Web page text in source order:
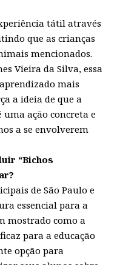
tátil através
que as crianças
mencionados.
Vieira da Silva, essa
mais
a ideia de que a
ação concreta e
a se envolverem
“Bichos
de São Paulo e
essencial para a
mostrado como a
para a educação
opção para